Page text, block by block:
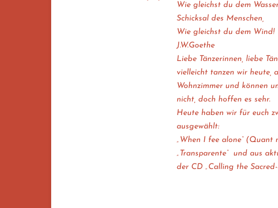
Wie gleichst du dem
Schicksal des Menschen,
Wie gleichst du dem Wind!
J.W.Goethe
Liebe Tänzerinnen, liebe
vielleicht tanzen wir heute,
Wohnzimmer und können
nicht, doch hoffen es sehr.
Heute haben wir für euch
ausgewählt:
„When I fee alone“ (Quant
„Transparente“ und aus
der CD „Calling the